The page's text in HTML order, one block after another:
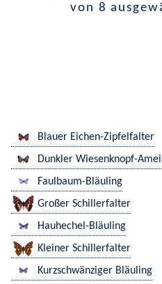
von 8
Blauer Eichen-Zipfelfalter
Dunkler Wiesenknopf-
Faulbaum-Bläuling
Großer Schillerfalter
Hauhechel-Bläuling
Kleiner Schillerfalter
Kurzschwänziger Bläuling